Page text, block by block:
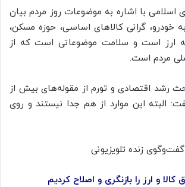
با اشاره به موضوعات روز مردم بیان
خودرو، گرانی کالاهای اساسی، حوزه مسکن،
ارز است و سلامت موضوعاتی است که از
مردم است.
رشد اقتصادی و تورم از مقوله‌های بیش از
البته این موارد از هم جدا نیستند و روی
کالا و ارز را بازنگری و اصلاح کردیم